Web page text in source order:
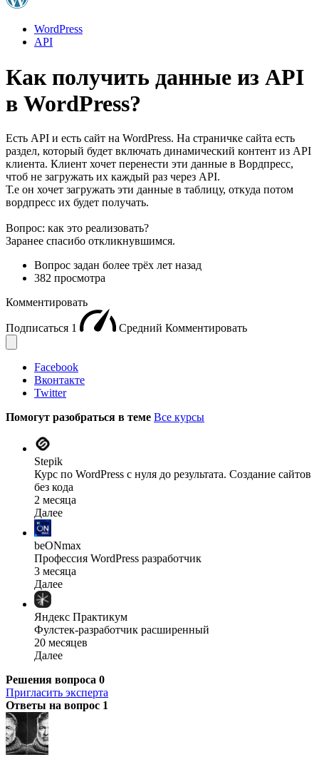
WordPress
API
Как получить данные из API
в WordPress?
Есть API и есть сайт на WordPress. На страничке сайта есть
раздел, который будет включать динамический контент из API
клиента. Клиент хочет перенести эти данные в Вордпресс,
чтоб не загружать их каждый раз через API.
Т.е он хочет загружать эти данные в таблицу, откуда потом
вордпресс их будет получать.
Вопрос: как это реализовать?
Заранее спасибо откликнувшимся.
Вопрос задан более трёх лет назад
382 просмотра
Комментировать
Подписаться 1 Средний Комментировать
Facebook
Вконтакте
Twitter
Помогут разобраться в теме Все курсы
Stepik
Курс по WordPress с нуля до результата. Создание сайтов
без кода
2 месяца
Далее
beONmax
Профессия WordPress разработчик
3 месяца
Далее
Яндекс Практикум
Фулстек-разработчик расширенный
20 месяцев
Далее
Решения вопроса 0
Пригласить эксперта
Ответы на вопрос 1